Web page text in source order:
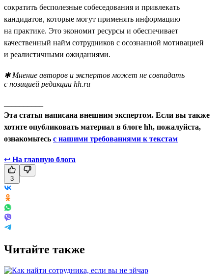
сократить бесполезные собеседования и привлекать
кандидатов, которые могут применять информацию
на практике. Это экономит ресурсы и обеспечивает
качественный найм сотрудников с осознанной мотивацией
и реалистичными ожиданиями.
✱ Мнение авторов и экспертов может не совпадать
с позицией редакции hh.ru
Эта статья написана внешним экспертом. Если вы также
хотите опубликовать материал в блоге hh, пожалуйста,
ознакомьтесь с нашими требованиями к текстам
↩ На главную блога
3
Читайте также